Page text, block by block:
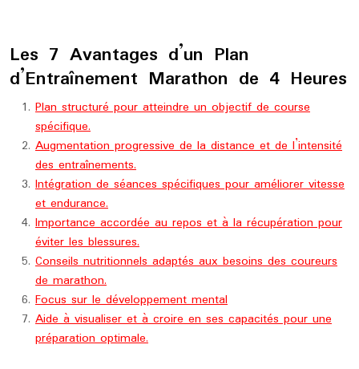
Les 7 Avantages d’un Plan
d’Entraînement Marathon de 4 Heures
Plan structuré pour atteindre un objectif de course
spécifique.
Augmentation progressive de la distance et de l’intensité
des entraînements.
Intégration de séances spécifiques pour améliorer vitesse
et endurance.
Importance accordée au repos et à la récupération pour
éviter les blessures.
Conseils nutritionnels adaptés aux besoins des coureurs
de marathon.
Focus sur le développement mental
Aide à visualiser et à croire en ses capacités pour une
préparation optimale.